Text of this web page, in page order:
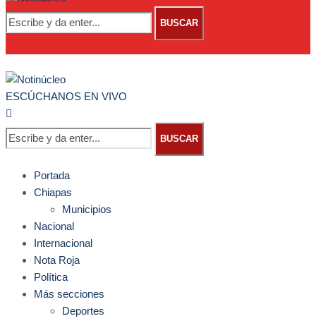
BUSCAR
ESCÚCHANOS EN VIVO
BUSCAR
Portada
Chiapas
Municipios
Nacional
Internacional
Nota Roja
Política
Más secciones
Deportes